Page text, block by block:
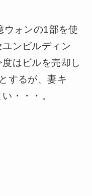
ウォンの1部を使
ンビルディン
はビルを売却し
するが、妻キ
・・・。